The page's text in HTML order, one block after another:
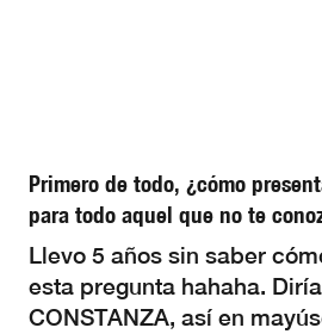
Primero de todo, ¿cómo
para todo aquel que no te
Llevo 5 años sin saber
esta pregunta hahaha.
CONSTANZA, así en